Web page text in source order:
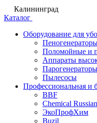
Калининград
Каталог
Оборудование для
Поломойные и
Аппараты
Парогенераторы
Пылесосы
Профессиональная и
BBF
Chemical Russian
ЭкоПрофХим
Buzil